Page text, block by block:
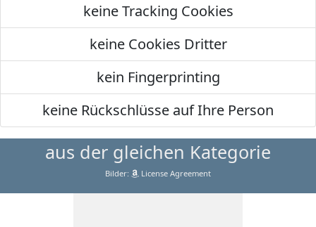
keine Tracking Cookies
keine Cookies Dritter
kein Fingerprinting
keine Rückschlüsse auf Ihre Person
aus der gleichen Kategorie
Bilder: License Agreement